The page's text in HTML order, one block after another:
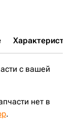
Характеристики
с вашей
нет в
.